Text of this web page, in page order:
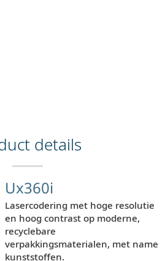
details
Ux360i
Lasercodering met hoge resolutie
en hoog contrast op moderne,
recyclebare
verpakkingsmaterialen, met name
kunststoffen.